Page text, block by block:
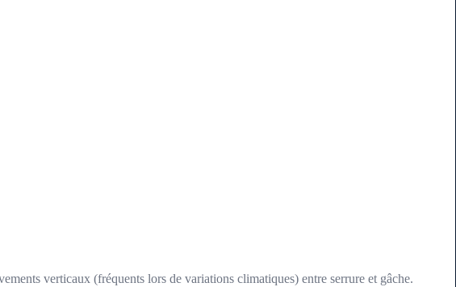
verticaux (fréquents lors de variations climatiques) entre serrure et gâche.